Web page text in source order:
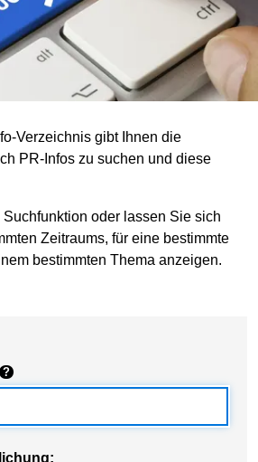
Verzeichnis gibt Ihnen die
PR-Infos zu suchen und diese
oder lassen Sie sich
Zeitraums, für eine bestimmte
bestimmten Thema anzeigen.
?